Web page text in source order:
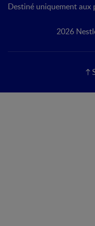
Destiné uniquement aux
2026